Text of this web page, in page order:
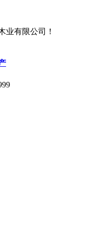
业有限公司！